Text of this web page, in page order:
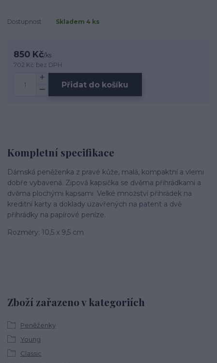
Dostupnost Skladem 4 ks
850 Kč/ks
702 Kč bez DPH
Přidat do košíku
Kompletní specifikace
Dámská peněženka z pravé kůže, malá, kompaktní a vlemi
dobře vybavená. Zipová kapsička se dvěma přihrádkami a
dvěma plochými kapsami. Velké množství přihrádek na
kreditní karty a doklady uzavřených na patent a dvě
přihrádky na papírové peníze.
Rozměry: 10,5 x 9,5 cm
Zboží zařazeno v kategoriích
Peněženky
Young
Classic